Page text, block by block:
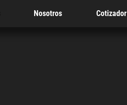
Nosotros Cotizador